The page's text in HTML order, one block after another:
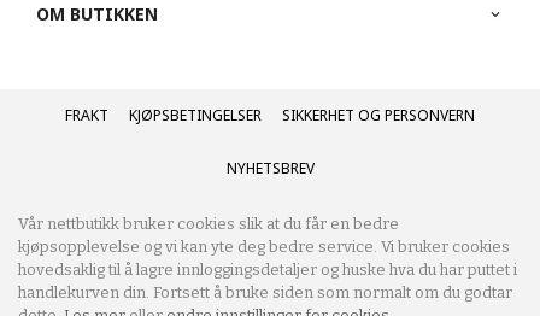
OM BUTIKKEN
FRAKT KJØPSBETINGELSER SIKKERHET OG PERSONVERN
NYHETSBREV
Vår nettbutikk bruker cookies slik at du får en bedre
kjøpsopplevelse og vi kan yte deg bedre service. Vi bruker cookies
hovedsaklig til å lagre innloggingsdetaljer og huske hva du har puttet i
handlekurven din. Fortsett å bruke siden som normalt om du godtar